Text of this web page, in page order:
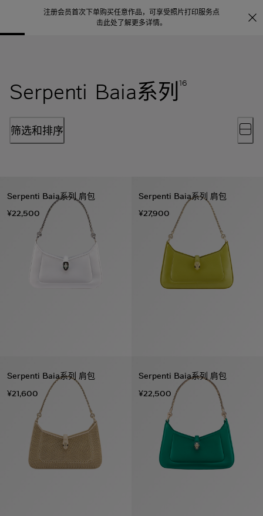
注册会员首次下单购买任意作品，可享受照片打印服务点
击此处了解更多详情。
Serpenti Baia系列16
筛选和排序
Serpenti Baia系列 肩包
¥22,500
Serpenti Baia系列 肩包
¥27,900
Serpenti Baia系列 肩包
¥21,600
Serpenti Baia系列 肩包
¥22,500